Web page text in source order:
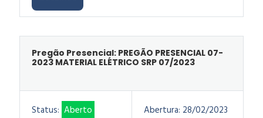
Pregão Presencial: PREGÃO PRESENCIAL 07-
2023 MATERIAL ELÉTRICO SRP 07/2023
Status: Aberto Abertura: 28/02/2023